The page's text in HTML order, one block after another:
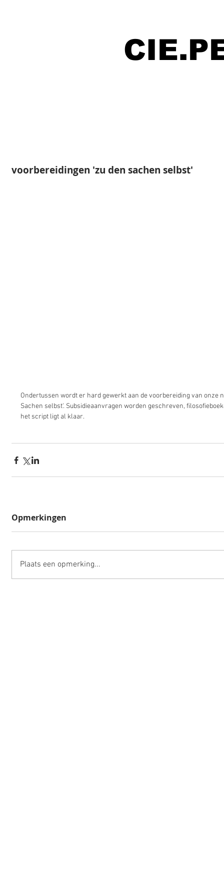
voorbereidingen 'zu den sachen selbst'
Ondertussen wordt er hard gewerkt aan de voorbereiding van onze
Sachen selbst'. Subsidieaanvragen worden geschreven,
het script ligt al klaar.
Opmerkingen
Plaats een opmerking...